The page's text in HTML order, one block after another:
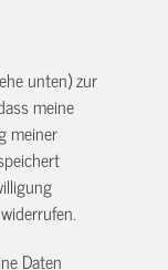
unten) zur
meine
meiner
widerrufen.
Daten